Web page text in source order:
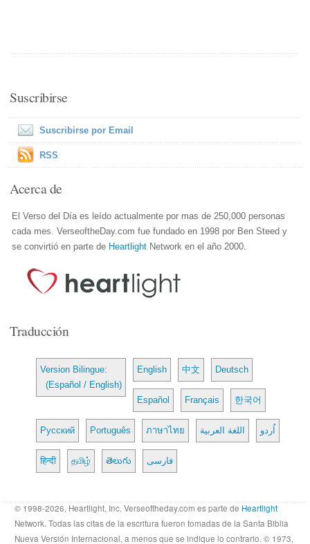
Suscribirse
Suscribirse por Email
RSS
Acerca de
El Verso del Día es leído actualmente por mas de 250,000 personas
cada mes. VerseoftheDay.com fue fundado en 1998 por Ben Steed y
se convirtió en parte de Heartlight Network en el año 2000.
Traducción
Version Bilingue:
(Español / English)
English 中文 Deutsch
Español Français 한국어
Русский Português ภาษาไทย اللغة العربية اُردو
हिन्दी தமிழ் తెలుగు فارسی
© 1998-2026, Heartlight, Inc. Verseoftheday.com es parte de Heartlight
Network. Todas las citas de la escritura fueron tomadas de la Santa Biblia
Nueva Versión Internacional, a menos que se indique lo contrario. © 1973,